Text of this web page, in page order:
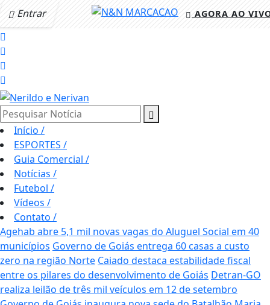
Entrar AGORA AO
Pesquisar Notícia
Início /
ESPORTES /
Guia Comercial /
Notícias /
Futebol /
Vídeos /
Contato /
Agehab abre 5,1 mil novas vagas do Aluguel Social em 40
municípios Governo de Goiás entrega 60 casas a custo
zero na região Norte Caiado destaca estabilidade fiscal
entre os pilares do desenvolvimento de Goiás Detran-GO
realiza leilão de três mil veículos em 12 de setembro